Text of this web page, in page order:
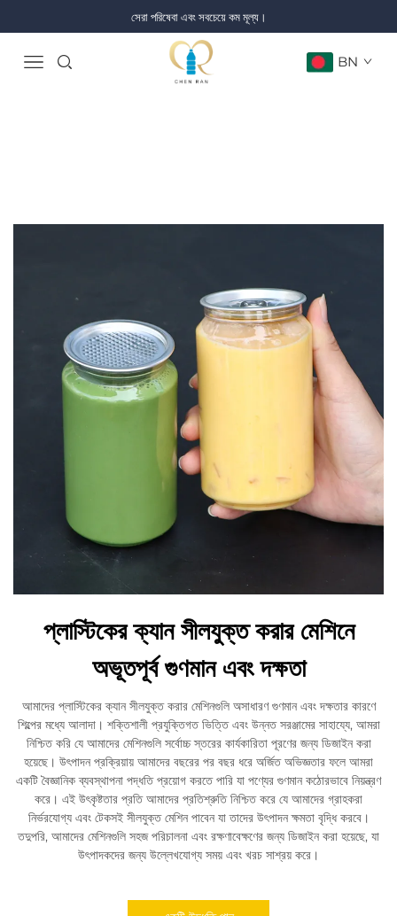
সেরা পরিষেবা এবং সবচেয়ে কম মূল্য।
BN
প্লাস্টিকের ক্যান সীলযুক্ত করার মেশিনে
অভূতপূর্ব গুণমান এবং দক্ষতা
আমাদের প্লাস্টিকের ক্যান সীলযুক্ত করার মেশিনগুলি অসাধারণ গুণমান এবং দক্ষতার কারণে
শিল্পের মধ্যে আলাদা। শক্তিশালী প্রযুক্তিগত ভিত্তি এবং উন্নত সরঞ্জামের সাহায্যে, আমরা
নিশ্চিত করি যে আমাদের মেশিনগুলি সর্বোচ্চ স্তরের কার্যকারিতা পূরণের জন্য ডিজাইন করা
হয়েছে। উৎপাদন প্রক্রিয়ায় আমাদের বছরের পর বছর ধরে অর্জিত অভিজ্ঞতার ফলে আমরা
একটি বৈজ্ঞানিক ব্যবস্থাপনা পদ্ধতি প্রয়োগ করতে পারি যা পণ্যের গুণমান কঠোরভাবে নিয়ন্ত্রণ
করে। এই উৎকৃষ্টতার প্রতি আমাদের প্রতিশ্রুতি নিশ্চিত করে যে আমাদের গ্রাহকরা
নির্ভরযোগ্য এবং টেকসই সীলযুক্ত মেশিন পাবেন যা তাদের উৎপাদন ক্ষমতা বৃদ্ধি করবে।
তদুপরি, আমাদের মেশিনগুলি সহজ পরিচালনা এবং রক্ষণাবেক্ষণের জন্য ডিজাইন করা হয়েছে, যা
উৎপাদকদের জন্য উল্লেখযোগ্য সময় এবং খরচ সাশ্রয় করে।